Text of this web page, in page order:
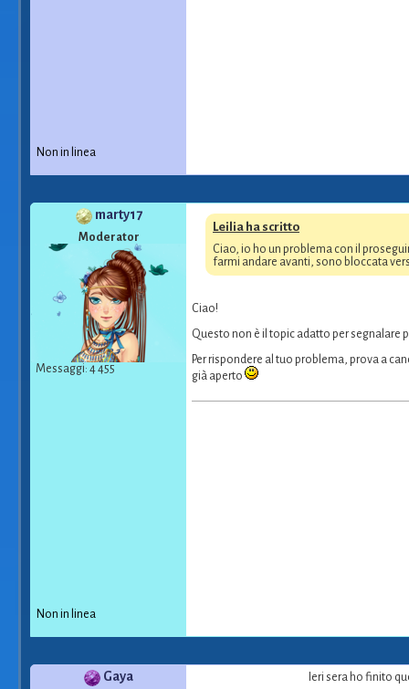
Non in linea
marty17
Moderator
Messaggi: 4 455
Leilia ha scritto
Ciao, io ho un problema con il
farmi andare avanti, sono bloccata
Ciao!
Questo non è il topic adatto per segnalare
Per rispondere al tuo problema, prova a
già aperto
Non in linea
Gaya Ieri sera ho finito